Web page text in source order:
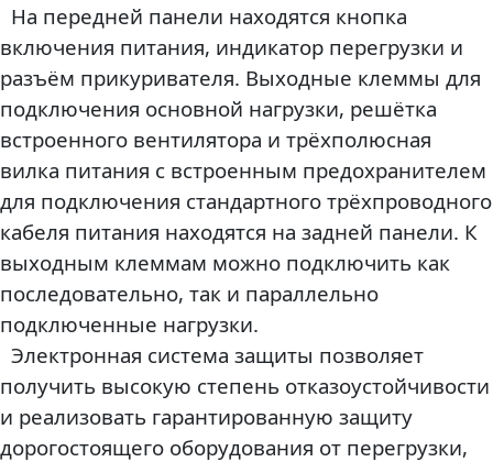
На передней панели находятся кнопка
включения питания, индикатор перегрузки и
разъём прикуривателя. Выходные клеммы для
подключения основной нагрузки, решётка
встроенного вентилятора и трёхполюсная
вилка питания с встроенным предохранителем
для подключения стандартного трёхпроводного
кабеля питания находятся на задней панели. К
выходным клеммам можно подключить как
последовательно, так и параллельно
подключенные нагрузки.
Электронная система защиты позволяет
получить высокую степень отказоустойчивости
и реализовать гарантированную защиту
дорогостоящего оборудования от перегрузки,